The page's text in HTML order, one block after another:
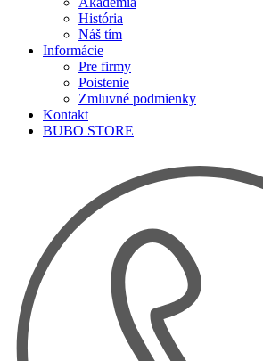
História
Náš tím
Informácie
Pre firmy
Poistenie
Zmluvné podmienky
Kontakt
BUBO STORE